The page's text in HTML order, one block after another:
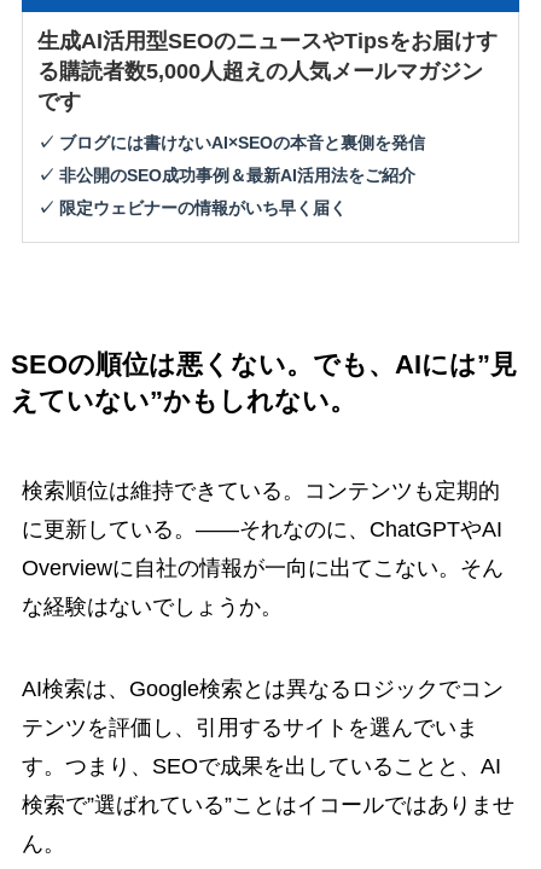
生成AI活用型SEOのニュースやTipsをお届けす
る購読者数5,000人超えの人気メールマガジン
です
✓ ブログには書けないAI×SEOの本音と裏側を発信
✓ 非公開のSEO成功事例＆最新AI活用法をご紹介
✓ 限定ウェビナーの情報がいち早く届く
SEOの順位は悪くない。でも、AIには”見
えていない”かもしれない。
検索順位は維持できている。コンテンツも定期的
に更新している。——それなのに、ChatGPTやAI
Overviewに自社の情報が一向に出てこない。そん
な経験はないでしょうか。
AI検索は、Google検索とは異なるロジックでコン
テンツを評価し、引用するサイトを選んでいま
す。つまり、SEOで成果を出していることと、AI
検索で”選ばれている”ことはイコールではありませ
ん。